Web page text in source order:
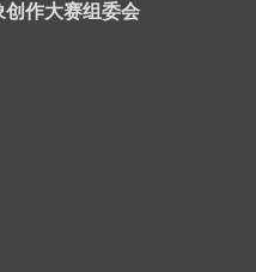
创作大赛组委会